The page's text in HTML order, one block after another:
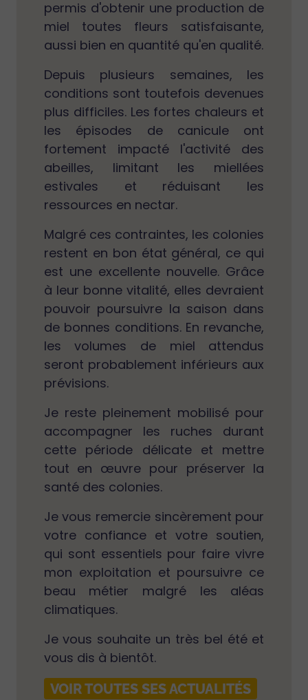
permis d'obtenir une production de
miel toutes fleurs satisfaisante,
aussi bien en quantité qu'en qualité.
Depuis plusieurs semaines, les
conditions sont toutefois devenues
plus difficiles. Les fortes chaleurs et
les épisodes de canicule ont
fortement impacté l'activité des
abeilles, limitant les miellées
estivales et réduisant les
ressources en nectar.
Malgré ces contraintes, les colonies
restent en bon état général, ce qui
est une excellente nouvelle. Grâce
à leur bonne vitalité, elles devraient
pouvoir poursuivre la saison dans
de bonnes conditions. En revanche,
les volumes de miel attendus
seront probablement inférieurs aux
prévisions.
Je reste pleinement mobilisé pour
accompagner les ruches durant
cette période délicate et mettre
tout en œuvre pour préserver la
santé des colonies.
Je vous remercie sincèrement pour
votre confiance et votre soutien,
qui sont essentiels pour faire vivre
mon exploitation et poursuivre ce
beau métier malgré les aléas
climatiques.
Je vous souhaite un très bel été et
vous dis à bientôt.
VOIR TOUTES SES ACTUALITÉS